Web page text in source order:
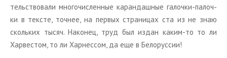
тель­ство­ва­ли мно­го­чис­лен­ные ка­ран­даш­ные га­лоч­ки-па­лоч­
ки в тек­сте, точ­нее, на пер­вых стра­ни­цах ста из не знаю
сколь­ких тысяч. На­ко­нец, труд был издан каким-то то ли
Хар­ве­стом, то ли Хар­нессом, да еще в Бе­ло­рус­сии!